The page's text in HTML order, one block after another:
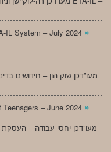
IL System – July 2024 »
מעו”דכן שוק הון – חידושים
– June 2024 »
מעו”דכן יחסי עבודה – העסקת